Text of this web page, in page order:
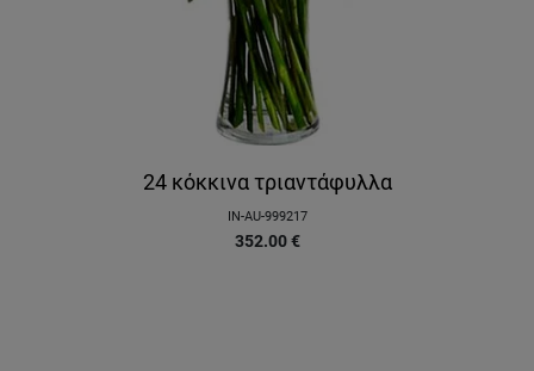
24 κόκκινα τριαντάφυλλα
IN-AU-999217
352.00 €